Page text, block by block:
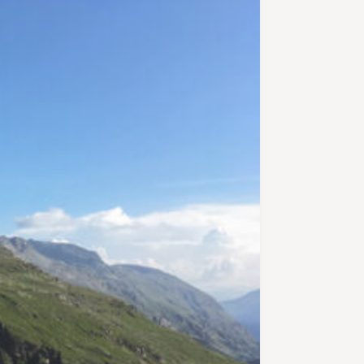
gewaltigen Graben in den Fels
gefressen. Der tiefe Graben wird
auf einer Brücke überquert. Nun
folgt der Anstieg über Schotter
und die Gletschermoräne zur
Gspaltenhornhütte. Dabei gilt es,
eine Schlüsselstelle zu passieren:
Man quert einen steilen